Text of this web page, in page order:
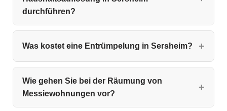
durchführen?
Was kostet eine Entrümpelung in Sersheim?
Wie gehen Sie bei der Räumung von
Messiewohnungen vor?